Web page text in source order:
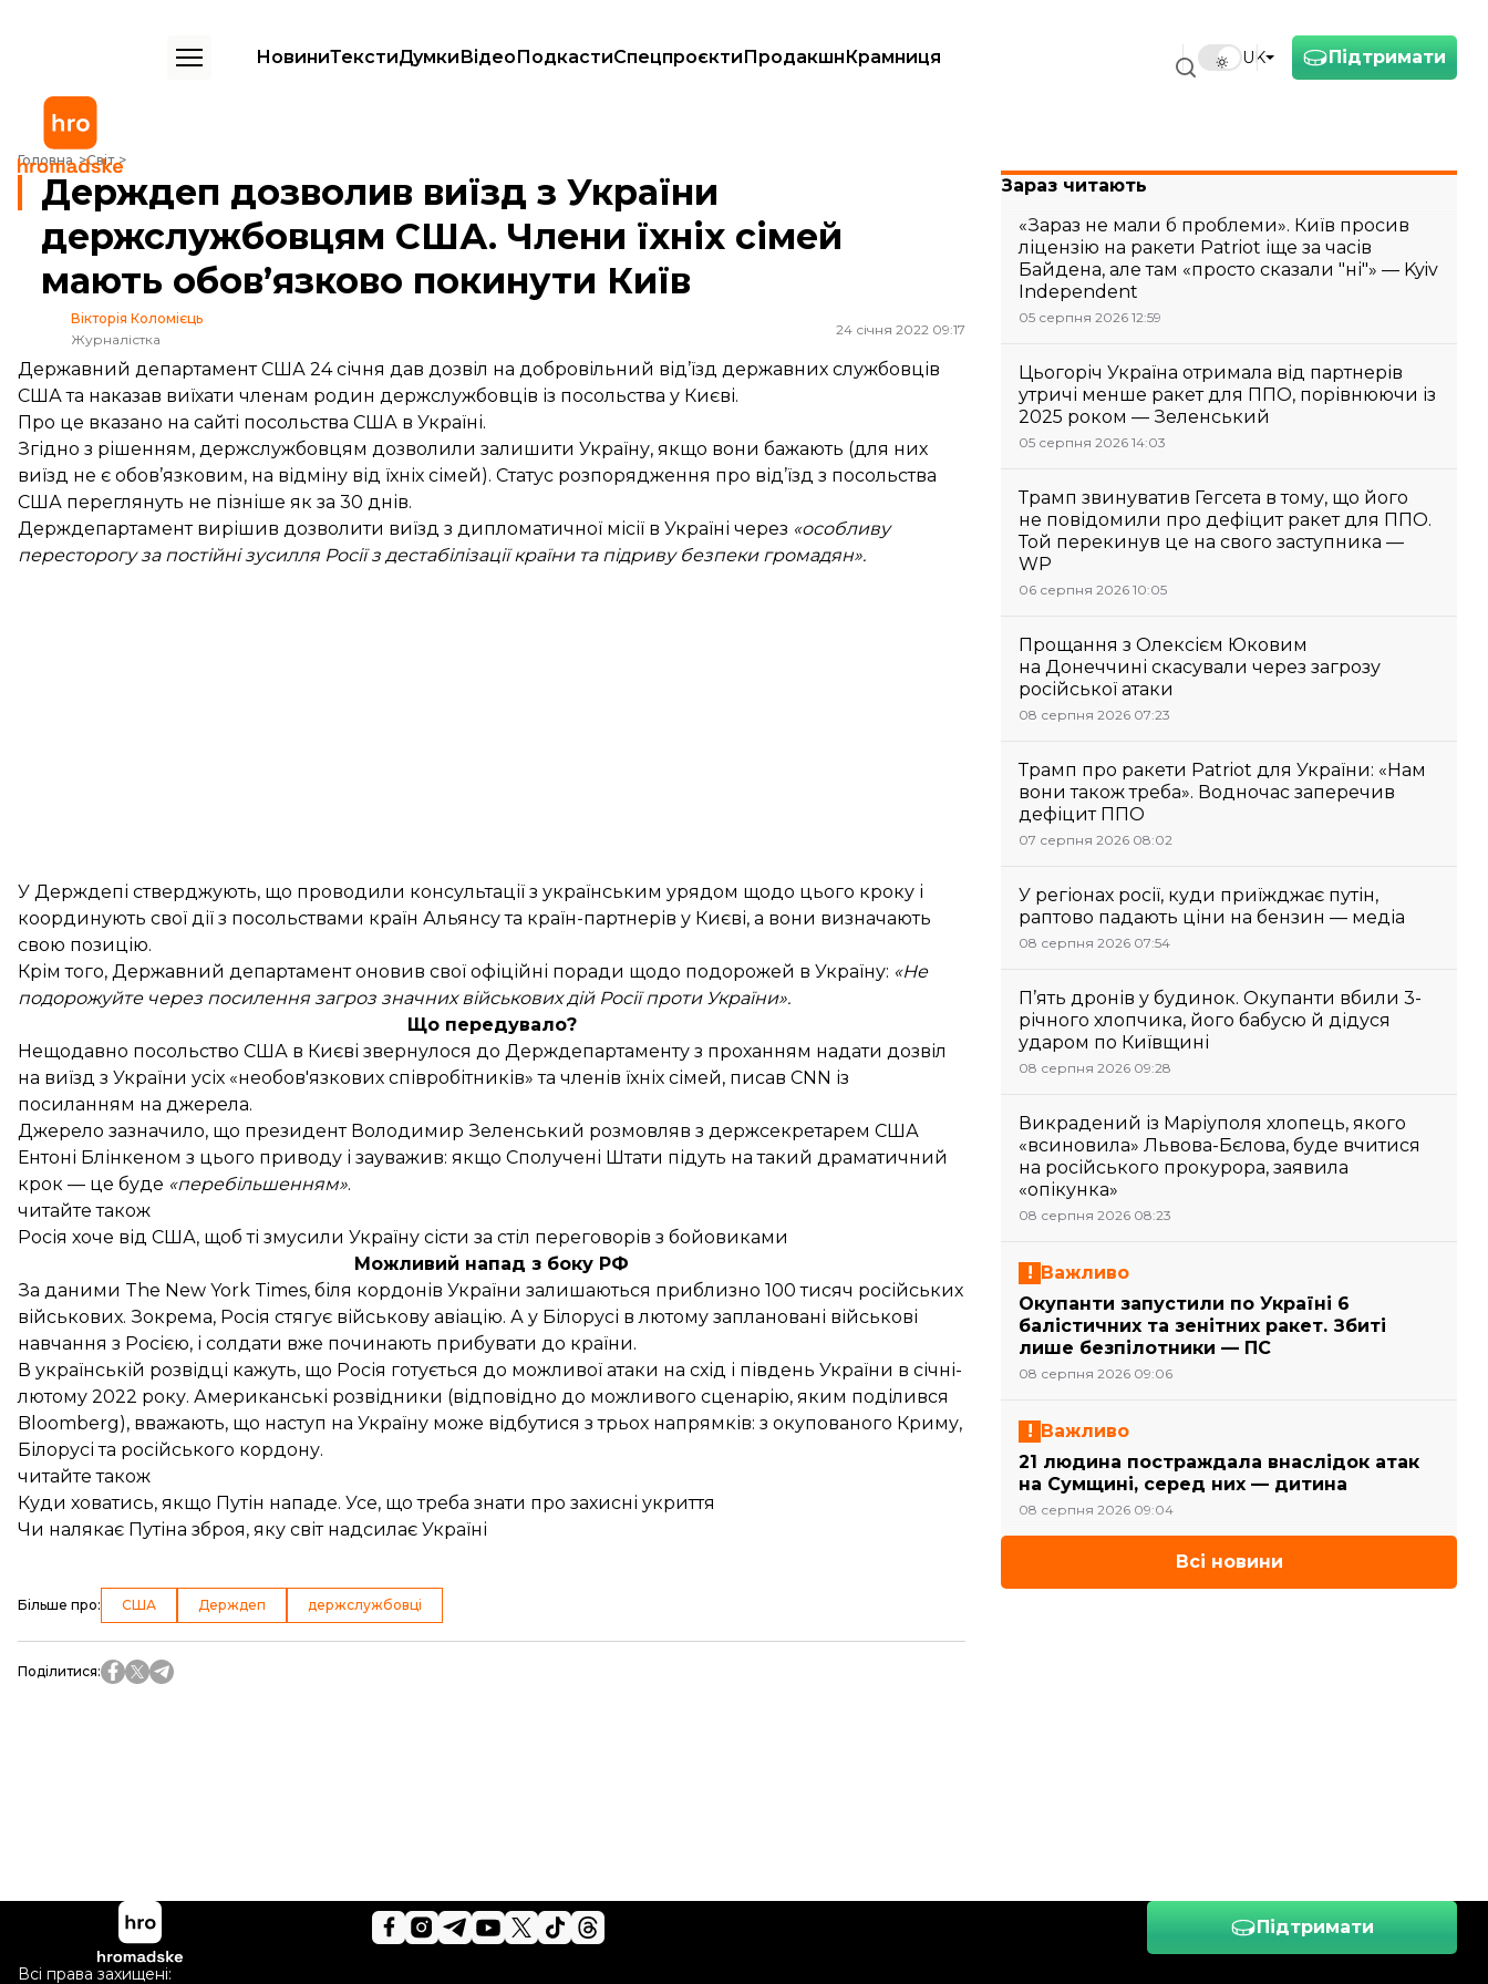
Підтримати
UK
НовиниТекстиДумкиВідеоПодкастиСпецпроєктиПродакшнКрамниця
Головна Світ
Держдеп дозволив виїзд з України держслужбовцям США. Члени їхніх сімей мають обов’язково покинути Київ
Держдеп дозволив виїзд з України
держслужбовцям США. Члени їхніх сімей
мають обов’язково покинути Київ
Вікторія Коломієць
Журналістка
24 січня 2022 09:17
Державний департамент США 24 січня дав дозвіл на добровільний від’їзд державних службовців
США та наказав виїхати членам родин держслужбовців із посольства у Києві.
Про це вказано на сайті посольства США в Україні.
Згідно з рішенням, держслужбовцям дозволили залишити Україну, якщо вони бажають (для них
виїзд не є обов’язковим, на відміну від їхніх сімей). Статус розпорядження про від’їзд з посольства
США переглянуть не пізніше як за 30 днів.
Держдепартамент вирішив дозволити виїзд з дипломатичної місії в Україні через «особливу
пересторогу за постійні зусилля Росії з дестабілізації країни та підриву безпеки громадян».
У Держдепі стверджують, що проводили консультації з українським урядом щодо цього кроку і
координують свої дії з посольствами країн Альянсу та країн-партнерів у Києві, а вони визначають
свою позицію.
Крім того, Державний департамент оновив свої офіційні поради щодо подорожей в Україну: «Не
подорожуйте через посилення загроз значних військових дій Росії проти України».
Що передувало?
Нещодавно посольство США в Києві звернулося до Держдепартаменту з проханням надати дозвіл
на виїзд з України усіх «необов'язкових співробітників» та членів їхніх сімей, писав CNN із
посиланням на джерела.
Джерело зазначило, що президент Володимир Зеленський розмовляв з держсекретарем США
Ентоні Блінкеном з цього приводу і зауважив: якщо Сполучені Штати підуть на такий драматичний
крок — це буде «перебільшенням».
читайте також
Росія хоче від США, щоб ті змусили Україну сісти за стіл переговорів з бойовиками
Можливий напад з боку РФ
За даними The New York Times, біля кордонів України залишаються приблизно 100 тисяч російських
військових. Зокрема, Росія стягує військову авіацію. А у Білорусі в лютому заплановані військові
навчання з Росією, і солдати вже починають прибувати до країни.
В українській розвідці кажуть, що Росія готується до можливої атаки на схід і південь України в січні-
лютому 2022 року. Американські розвідники (відповідно до можливого сценарію, яким поділився
Bloomberg), вважають, що наступ на Україну може відбутися з трьох напрямків: з окупованого Криму,
Білорусі та російського кордону.
читайте також
Куди ховатись, якщо Путін нападе. Усе, що треба знати про захисні укриття
Чи налякає Путіна зброя, яку світ надсилає Україні
Більше про: США Держдеп держслужбовці
Поділитися:
Зараз читають
«Зараз не мали б проблеми». Київ просив
ліцензію на ракети Patriot іще за часів
Байдена, але там «просто сказали "ні"» — Kyiv
Independent
05 серпня 2026 12:59
Цьогоріч Україна отримала від партнерів
утричі менше ракет для ППО, порівнюючи із
2025 роком — Зеленський
05 серпня 2026 14:03
Трамп звинуватив Гегсета в тому, що його
не повідомили про дефіцит ракет для ППО.
Той перекинув це на свого заступника —
WP
06 серпня 2026 10:05
Прощання з Олексієм Юковим
на Донеччині скасували через загрозу
російської атаки
08 серпня 2026 07:23
Трамп про ракети Patriot для України: «Нам
вони також треба». Водночас заперечив
дефіцит ППО
07 серпня 2026 08:02
У регіонах росії, куди приїжджає путін,
раптово падають ціни на бензин — медіа
08 серпня 2026 07:54
П’ять дронів у будинок. Окупанти вбили 3-
річного хлопчика, його бабусю й дідуся
ударом по Київщині
08 серпня 2026 09:28
Викрадений із Маріуполя хлопець, якого
«всиновила» Львова-Бєлова, буде вчитися
на російського прокурора, заявила
«опікунка»
08 серпня 2026 08:23
Важливо
Окупанти запустили по Україні 6
балістичних та зенітних ракет. Збиті
лише безпілотники — ПС
08 серпня 2026 09:06
Важливо
21 людина постраждала внаслідок атак
на Сумщині, серед них — дитина
08 серпня 2026 09:04
Всі новини
Підтримати
Всі права захищені: